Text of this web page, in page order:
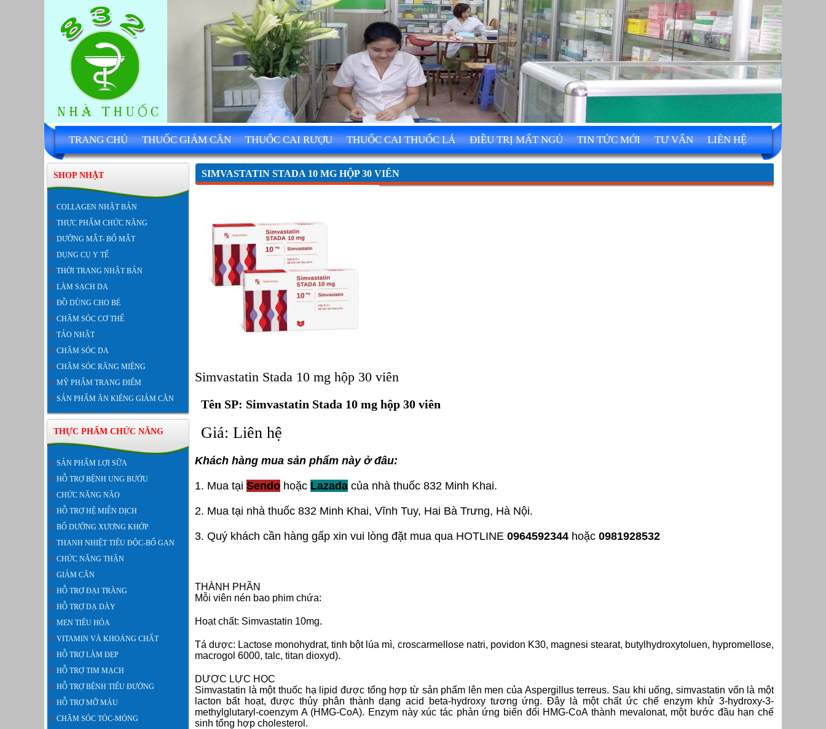
TRANG CHỦ THUỐC GIẢM CÂN THUỐC CAI RƯỢU THUỐC CAI THUỐC LÁ ĐIỀU TRỊ MẤT NGỦ TIN TỨC MỚI TƯ VẤN LIÊN HỆ
SHOP NHẬT
COLLAGEN NHẬT BẢN
THỰC PHẨM CHỨC NĂNG
DƯỠNG MẮT- BỔ MẮT
DỤNG CỤ Y TẾ
THỜI TRANG NHẬT BẢN
LÀM SẠCH DA
ĐỒ DÙNG CHO BÉ
CHĂM SÓC CƠ THỂ
TẢO NHẬT
CHĂM SÓC DA
CHĂM SÓC RĂNG MIỆNG
MỸ PHẨM TRANG ĐIỂM
SẢN PHẨM ĂN KIÊNG GIẢM CÂN
THỰC PHẨM CHỨC NĂNG
SẢN PHẨM LỢI SỮA
HỖ TRỢ BỆNH UNG BƯỚU
CHỨC NĂNG NÃO
HỖ TRỢ HỆ MIỄN DỊCH
BỔ DƯỠNG XƯƠNG KHỚP
THANH NHIỆT TIÊU ĐỘC-BỔ GAN
CHỨC NĂNG THẬN
GIẢM CÂN
HỖ TRỢ ĐẠI TRÀNG
HỖ TRỢ DẠ DÀY
MEN TIÊU HÓA
VITAMIN VÀ KHOÁNG CHẤT
HỖ TRỢ LÀM ĐẸP
HỖ TRỢ TIM MẠCH
HỖ TRỢ BỆNH TIỂU ĐƯỜNG
HỖ TRỢ MỠ MÁU
CHĂM SÓC TÓC-MÓNG
SIMVASTATIN STADA 10 MG HỘP 30 VIÊN
Simvastatin Stada 10 mg hộp 30 viên
Tên SP: Simvastatin Stada 10 mg hộp 30 viên
Giá: Liên hệ
Khách hàng mua sản phẩm này ở đâu:
1. Mua tại Sendo hoặc Lazada của nhà thuốc 832 Minh Khai.
2. Mua tại nhà thuốc 832 Minh Khai, Vĩnh Tuy, Hai Bà Trưng, Hà Nội.
3. Quý khách cần hàng gấp xin vui lòng đặt mua qua HOTLINE 0964592344 hoặc 0981928532
THÀNH PHẦN
Mỗi viên nén bao phim chứa:
Hoạt chất: Simvastatin 10mg.
Tá dược: Lactose monohydrat, tinh bột lúa mì, croscarmellose natri, povidon K30, magnesi stearat, butylhydroxytoluen, hypromellose,
macrogol 6000, talc, titan dioxyd).
DƯỢC LỰC HỌC
Simvastatin là một thuốc hạ lipid được tổng hợp từ sản phẩm lên men của Aspergillus terreus. Sau khi uống, simvastatin vốn là một
lacton bất hoạt, được thủy phân thành dạng acid beta-hydroxy tương ứng. Đây là một chất ức chế enzym khử 3-hydroxy-3-
methylglutaryl-coenzym A (HMG-CoA). Enzym này xúc tác phản ứng biến đổi HMG-CoA thành mevalonat, một bước đầu hạn chế
sinh tổng hợp cholesterol.